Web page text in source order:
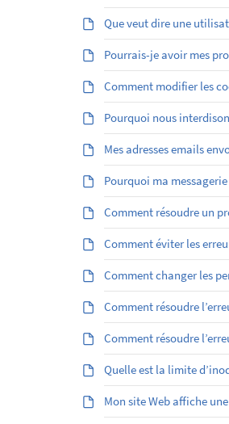
Que veut dire une
Pourrais-je avoir mes
Comment modifier les
Pourquoi nous
Mes adresses emails
Pourquoi ma
Comment résoudre un
Comment éviter les
Comment changer les
Comment résoudre
Comment résoudre
Quelle est la limite
Mon site Web affiche